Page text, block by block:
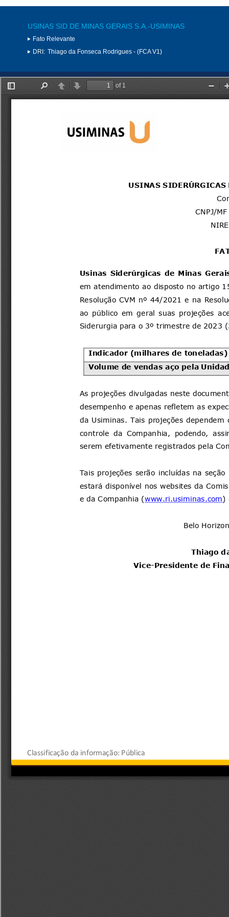
USINAS SID DE MINAS GERAIS S.A.-USIMINAS
Fato Relevante
DRI: Thiago da Fonseca Rodrigues - (FCA V1)